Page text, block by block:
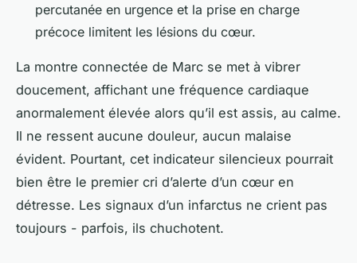
percutanée en urgence et la prise en charge
précoce limitent les lésions du cœur.
La montre connectée de Marc se met à vibrer
doucement, affichant une fréquence cardiaque
anormalement élevée alors qu’il est assis, au calme.
Il ne ressent aucune douleur, aucun malaise
évident. Pourtant, cet indicateur silencieux pourrait
bien être le premier cri d’alerte d’un cœur en
détresse. Les signaux d’un infarctus ne crient pas
toujours - parfois, ils chuchotent.